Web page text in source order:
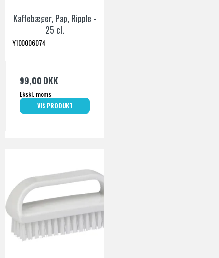
Kaffebæger, Pap, Ripple -
25 cl.
Y100006074
99,00 DKK
Ekskl. moms
VIS PRODUKT